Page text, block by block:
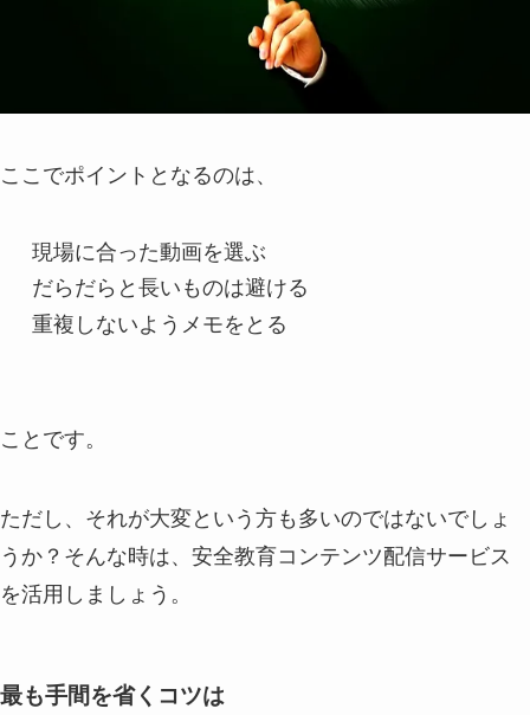
ここでポイントとなるのは、
現場に合った動画を選ぶ
だらだらと長いものは避ける
重複しないようメモをとる
ことです。
ただし、それが大変という方も多いのではないでしょ
うか？そんな時は、安全教育コンテンツ配信サービス
を活用しましょう。
最も手間を省くコツは